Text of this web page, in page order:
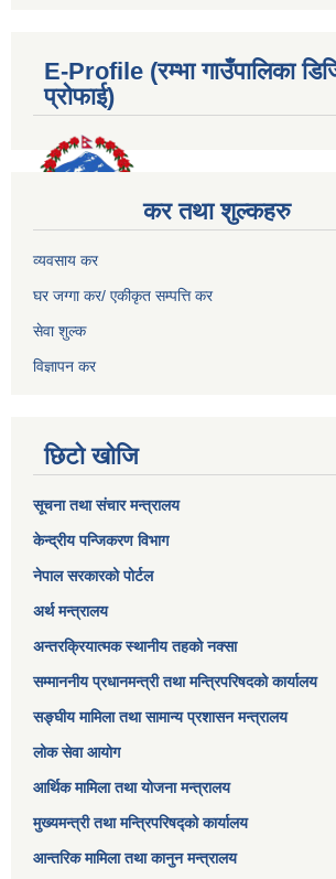
E-Profile (रम्भा गाउँपालिका
प्रोफाई)
कर तथा शुल्कहरु
व्यवसाय कर
घर जग्गा कर/ एकीकृत सम्पत्ति कर
सेवा शुल्क
विज्ञापन कर
छिटो खोजि
सूचना तथा संचार मन्त्रालय
केन्द्रीय पन्जिकरण विभाग
नेपाल सरकारको पोर्टल
अर्थ मन्त्रालय
अन्तरक्रियात्मक स्थानीय तहको नक्सा
सम्माननीय प्रधानमन्त्री तथा मन्त्रिपरिषद‌को कार्यालय
सङ्‍घीय मामिला तथा सामान्य प्रशासन मन्त्रालय
लोक सेवा आयोग
आर्थिक मामिला तथा योजना मन्त्रालय​
मुख्यमन्त्री तथा मन्त्रिपरिषद्को कार्यालय
आन्तरिक मामिला तथा कानुन मन्त्रालय